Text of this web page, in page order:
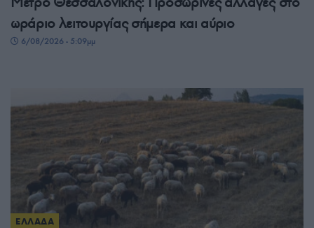
ωράριο λειτουργίας σήμερα και αύριο
6/08/2026 - 5:09μμ
ΕΛΛΑΔΑ